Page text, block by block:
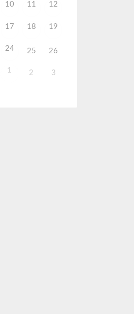
10 11 12
17 18 19
24 25 26
1 2 3